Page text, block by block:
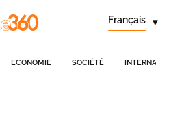
Français ▾
ECONOMIE SOCIÉTÉ